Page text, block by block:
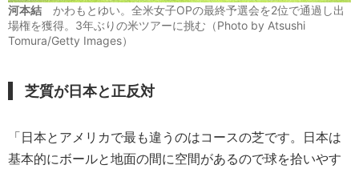
河本結 かわもとゆい。全米女子OPの最終予選会を2位で通過し出
場権を獲得。3年ぶりの米ツアーに挑む（Photo by Atsushi
Tomura/Getty Images）
芝質が日本と正反対
「日本とアメリカで最も違うのはコースの芝です。日本は
基本的にボールと地面の間に空間があるので球を拾いやす